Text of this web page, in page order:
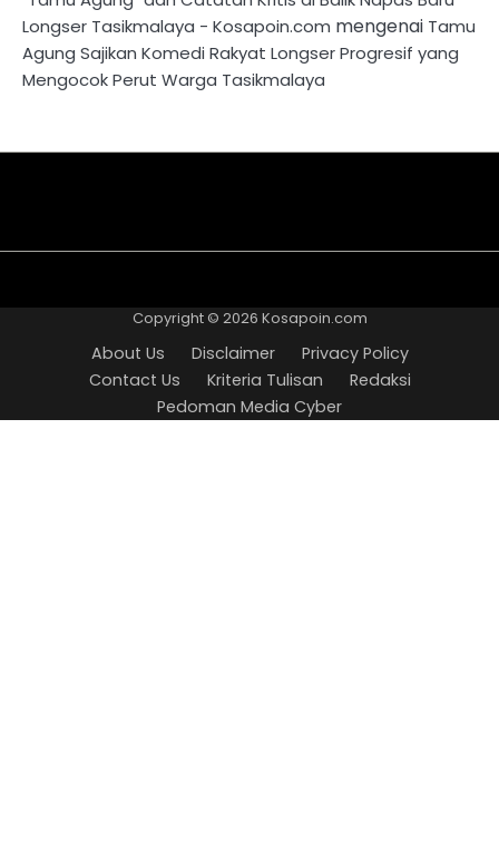
Longser Tasikmalaya - Kosapoin.com mengenai Tamu
Agung Sajikan Komedi Rakyat Longser Progresif yang
Mengocok Perut Warga Tasikmalaya
Us
Policy
Us
Tulisan
Media
Copyright © 2026 Kosapoin.com
About Us Disclaimer
Privacy Policy
Contact Us
Kriteria Tulisan
Redaksi
Pedoman Media Cyber